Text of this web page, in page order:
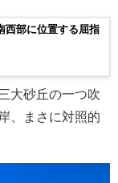
西部に位置する屈指
大砂丘の一つ吹
、まさに対照的